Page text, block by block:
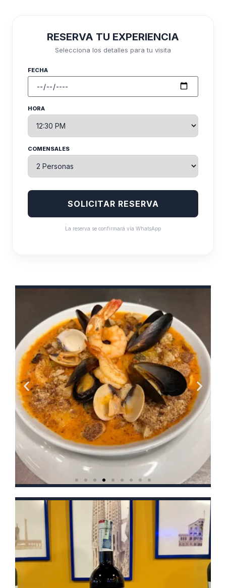
RESERVA TU EXPERIENCIA
Selecciona los detalles para tu visita
FECHA
HORA
COMENSALES
SOLICITAR RESERVA
La reserva se confirmará vía WhatsApp